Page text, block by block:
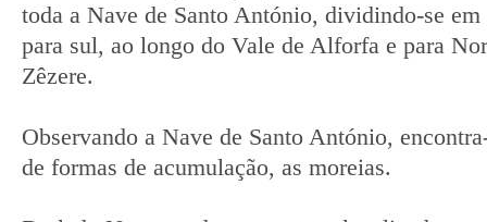
toda a Nave de Santo António, dividindo-se
para sul, ao longo do Vale de Alforfa e para
Zêzere.
Observando a Nave de Santo António,
de formas de acumulação, as moreias.